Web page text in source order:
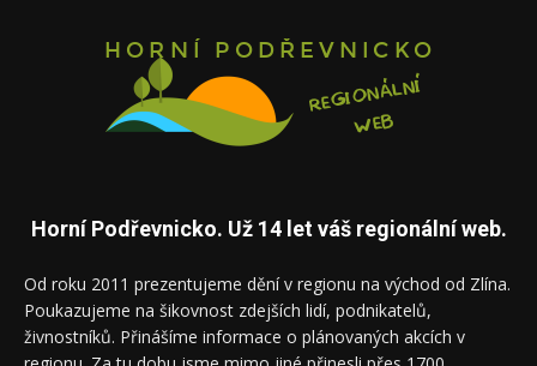
Horní Podřevnicko. Už 14 let váš regionální web.
Od roku 2011 prezentujeme dění v regionu na východ od Zlína.
Poukazujeme na šikovnost zdejších lidí, podnikatelů,
živnostníků. Přinášíme informace o plánovaných akcích v